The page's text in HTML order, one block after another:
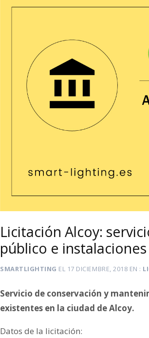
Licitación Alcoy:
público e
SMARTLIGHTING EL 17 DICIEMBRE, 2018 EN
Servicio de conservación y
existentes en la ciudad de Alcoy.
Datos de la licitación: